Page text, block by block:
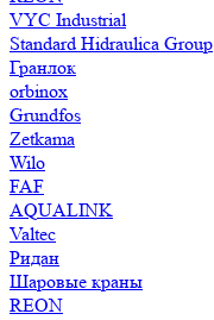
VYC Industrial
Standard Hidraulica Group
Гранлок
orbinox
Grundfos
Zetkama
Wilo
FAF
AQUALINK
Valtec
Ридан
Шаровые краны
REON